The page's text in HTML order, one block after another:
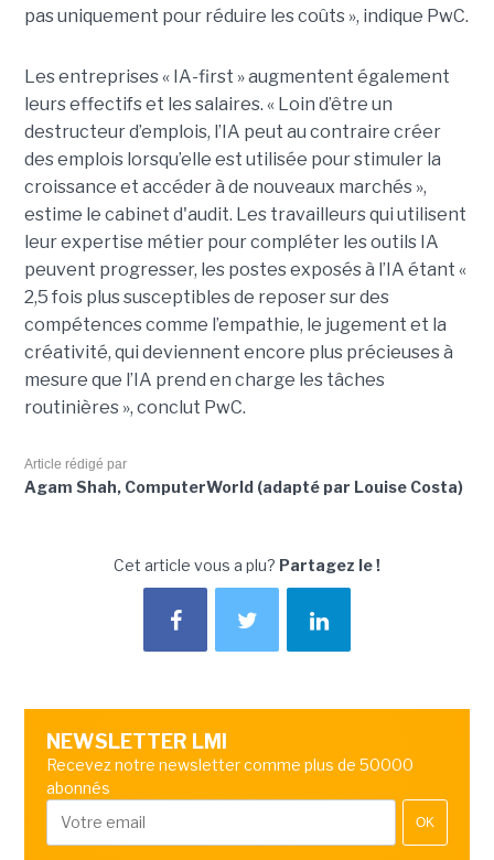
pas uniquement pour réduire les coûts », indique PwC.
Les entreprises « IA-first » augmentent également
leurs effectifs et les salaires. « Loin d’être un
destructeur d’emplois, l’IA peut au contraire créer
des emplois lorsqu’elle est utilisée pour stimuler la
croissance et accéder à de nouveaux marchés »,
estime le cabinet d'audit. Les travailleurs qui utilisent
leur expertise métier pour compléter les outils IA
peuvent progresser, les postes exposés à l’IA étant «
2,5 fois plus susceptibles de reposer sur des
compétences comme l’empathie, le jugement et la
créativité, qui deviennent encore plus précieuses à
mesure que l’IA prend en charge les tâches
routinières », conclut PwC.
Article rédigé par
Agam Shah, ComputerWorld (adapté par Louise Costa)
Cet article vous a plu? Partagez le !
NEWSLETTER LMI
Recevez notre newsletter comme plus de 50000
abonnés
OK